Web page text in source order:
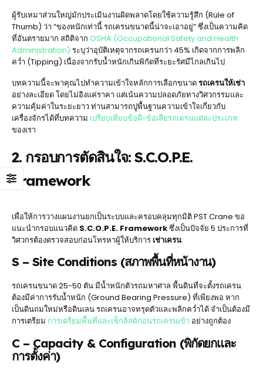
ผู้รับเหมาส่วนใหญ่มักประเมินงานผิดพลาดโดยใช้ความรู้สึก (Rule of
Thumb) ว่า “ของหนักเท่านี้ รถเครนขนาดนี้น่าจะเอาอยู่” ซึ่งเป็นความคิด
ที่อันตรายมาก สถิติจาก OSHA (Occupational Safety and Health
Administration) ระบุว่าอุบัติเหตุจากรถเครนกว่า 45% เกิดจากการพลิก
คว่ำ (Tipping) เนื่องจากรับน้ำหนักเกินพิกัดที่ระยะรัศมีไกลเกินไป
บทความนี้จะพาคุณไปทำความเข้าใจหลักการเลือกขนาดรถเครนให้เช่า
อย่างละเอียด โดยไม่อิงแค่ราคา แต่เน้นความปลอดภัยทางวิศวกรรมและ
ความคุ้มค่าในระยะยาว ท่านสามารถปูพื้นฐานความเข้าใจเกี่ยวกับ
เครื่องจักรได้ที่บทความ เปรียบเทียบข้อดี-ข้อเสียรถเครนแต่ละประเภท
ของเรา
2. กรอบการตัดสินใจ: S.C.O.P.E.
Framework
เพื่อให้การวางแผนงานยกเป็นระบบและครอบคลุมทุกมิติ PST Crane ขอ
แนะนำกรอบแนวคิด S.C.O.P.E. Frameworkซึ่งเป็นปัจจัย 5 ประการที่
วิศวกรต้องตรวจสอบก่อนโทรหาผู้ให้บริการ เช่าเครน:
S – Site Conditions (สภาพพื้นที่หน้างาน)
รถเครนขนาด 25-50 ตัน มีน้ำหนักตัวรถมหาศาล พื้นดินที่จะตั้งรถเครน
ต้องมีค่าการรับน้ำหนัก (Ground Bearing Pressure) ที่เพียงพอ หาก
เป็นดินถมใหม่หรือดินเลน รถเครนอาจทรุดตัวและพลิกคว่ำได้ จำเป็นต้องมี
การเตรียม การเตรียมพื้นที่และเช็กลิสต์ก่อนรถเครนเข้า อย่างถูกต้อง
C – Capacity & Configuration (พิกัดยกและ
การตั้งค่า)